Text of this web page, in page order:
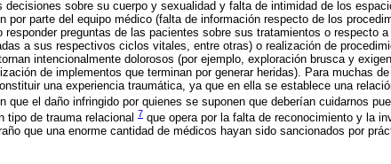
sobre su cuerpo y sexualidad y falta de intimidad de los
por parte del equipo médico (falta de información respecto de los
preguntas de las pacientes sobre sus tratamientos o respecto
a sus respectivos ciclos vitales, entre otras) o realización de
intencionalmente dolorosos (por ejemplo, exploración brusca y
de implementos que terminan por generar heridas). Para muchas
una experiencia traumática, ya que en ella se establece una
que el daño infringido por quienes se suponen que deberían cuidarnos
tipo de trauma relacional 7 que opera por la falta de reconocimiento y la
que una enorme cantidad de médicos hayan sido sancionados por